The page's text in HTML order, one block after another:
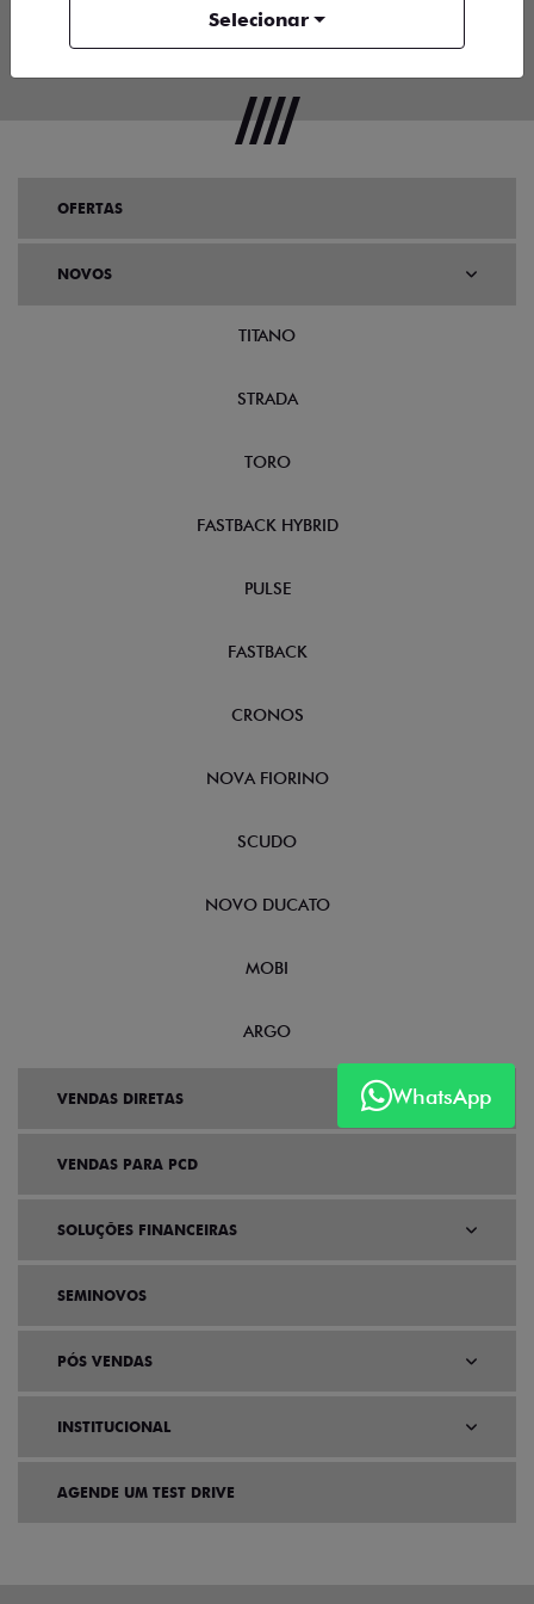
ENTRAR EM CONTATO
WhatsApp
OFERTAS
NOVOS
TITANO
STRADA
TORO
FASTBACK HYBRID
PULSE
FASTBACK
CRONOS
NOVA FIORINO
SCUDO
NOVO DUCATO
MOBI
ARGO
VENDAS DIRETAS
VENDAS PARA PCD
SOLUÇÕES FINANCEIRAS
SEMINOVOS
PÓS VENDAS
INSTITUCIONAL
AGENDE UM TEST DRIVE
Selecionar